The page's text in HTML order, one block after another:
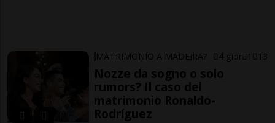
MATRIMONIO A MADEIRA? 4 gior 1 13
Nozze da sogno o solo
rumors? Il caso del
matrimonio Ronaldo-
Rodríguez